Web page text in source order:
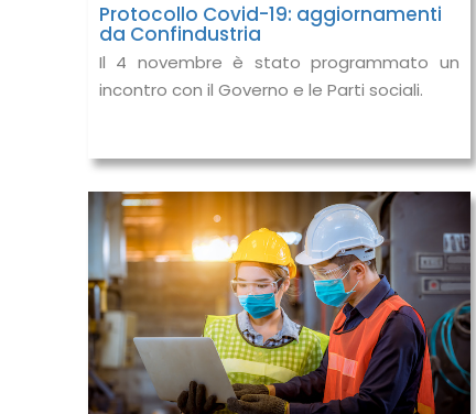
Protocollo Covid-19: aggiornamenti
da Confindustria
Il 4 novembre è stato programmato un
incontro con il Governo e le Parti sociali.